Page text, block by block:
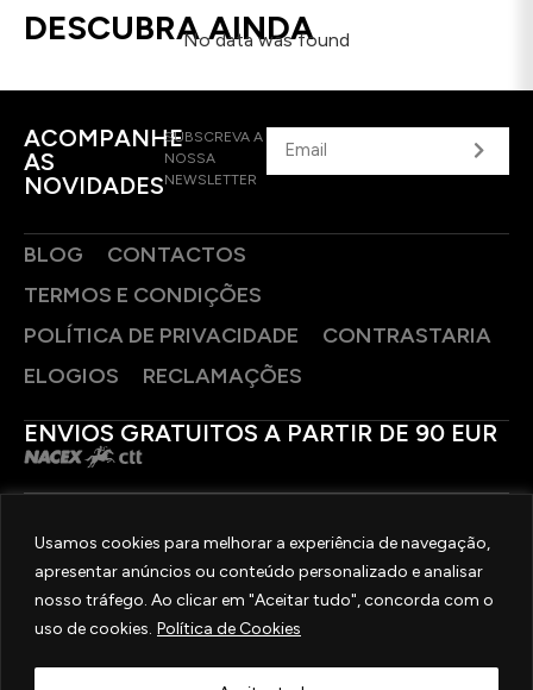
Usamos cookies para melhorar a experiência de navegação,
apresentar anúncios ou conteúdo personalizado e analisar
nosso tráfego. Ao clicar em "Aceitar tudo", concorda com o
uso de cookies. Política de Cookies
DESCUBRA AINDA
No data was found
ACOMPANHE
AS
NOVIDADES
SUBSCREVA A
NOSSA
NEWSLETTER
BLOG
CONTACTOS
TERMOS E CONDIÇÕES
POLÍTICA DE PRIVACIDADE
CONTRASTARIA
ELOGIOS
RECLAMAÇÕES
ENVIOS GRATUITOS A PARTIR DE 90 EUR
SIGA-NOS
2025 © OURIVESARIA FRADIZELA